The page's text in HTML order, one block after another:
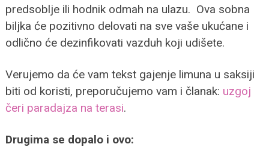
predsoblje ili hodnik odmah na ulazu. Ova sobna
biljka će pozitivno delovati na sve vaše ukućane i
odlično će dezinfikovati vazduh koji udišete.
Verujemo da će vam tekst gajenje limuna u saksiji
biti od koristi, preporučujemo vam i članak: uzgoj
čeri paradajza na terasi.
Drugima se dopalo i ovo: